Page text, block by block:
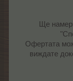
Ще
Офертата
виждате